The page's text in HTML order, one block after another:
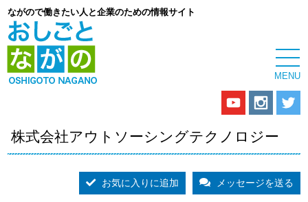
ながので働きたい人と企業のための情報サイト
株式会社アウトソーシングテクノロジー
お気に入りに追加 メッセージを送る